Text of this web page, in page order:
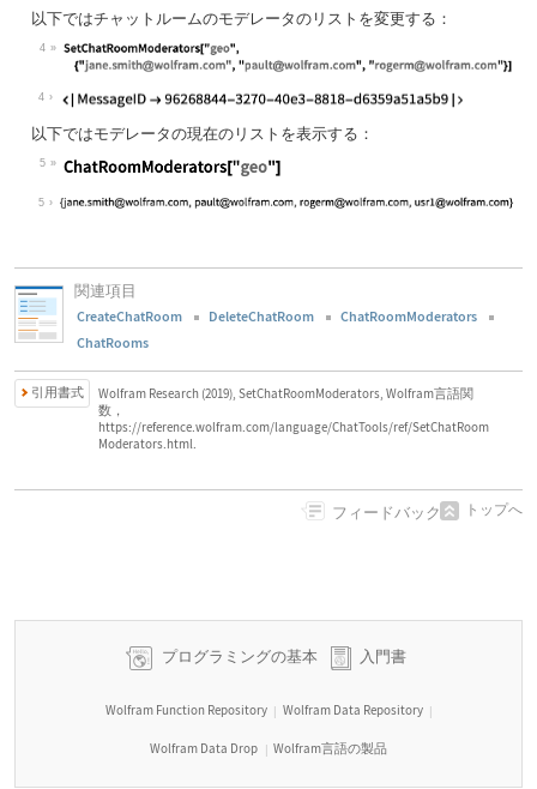
以下ではチャットルームのモデレータのリストを変更する：
4
4
以下ではモデレータの現在のリストを表示する：
5
5
関連項目
CreateChatRoom DeleteChatRoom
ChatRoomModerators
ChatRooms
引用書式
Wolfram Research (2019), SetChatRoomModerators, Wolfram言語関
数，
https://reference.wolfram.com/language/ChatTools/ref/SetChatRoom
Moderators.html.
フィードバック トップへ
プログラミングの基本 入門書
Wolfram Function Repository | Wolfram Data Repository |
Wolfram Data Drop | Wolfram言語の製品